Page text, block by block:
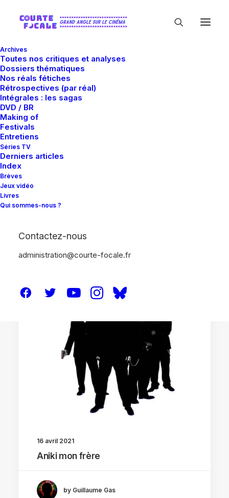
Archives
Toutes nos critiques et analyses
Dossiers thématiques
Nos réals fétiches
Rétrospectives (par réal)
Intégrales : les sagas
DVD / BR
Making of
Festivals
Entretiens
Séries TV
Derniers articles
Index
Brèves
Jeux vidéo
Livres
Qui sommes-nous ?
Contactez-nous
administration@courte-focale.fr
16 avril 2021
Aniki mon frère
by Guillaume Gas